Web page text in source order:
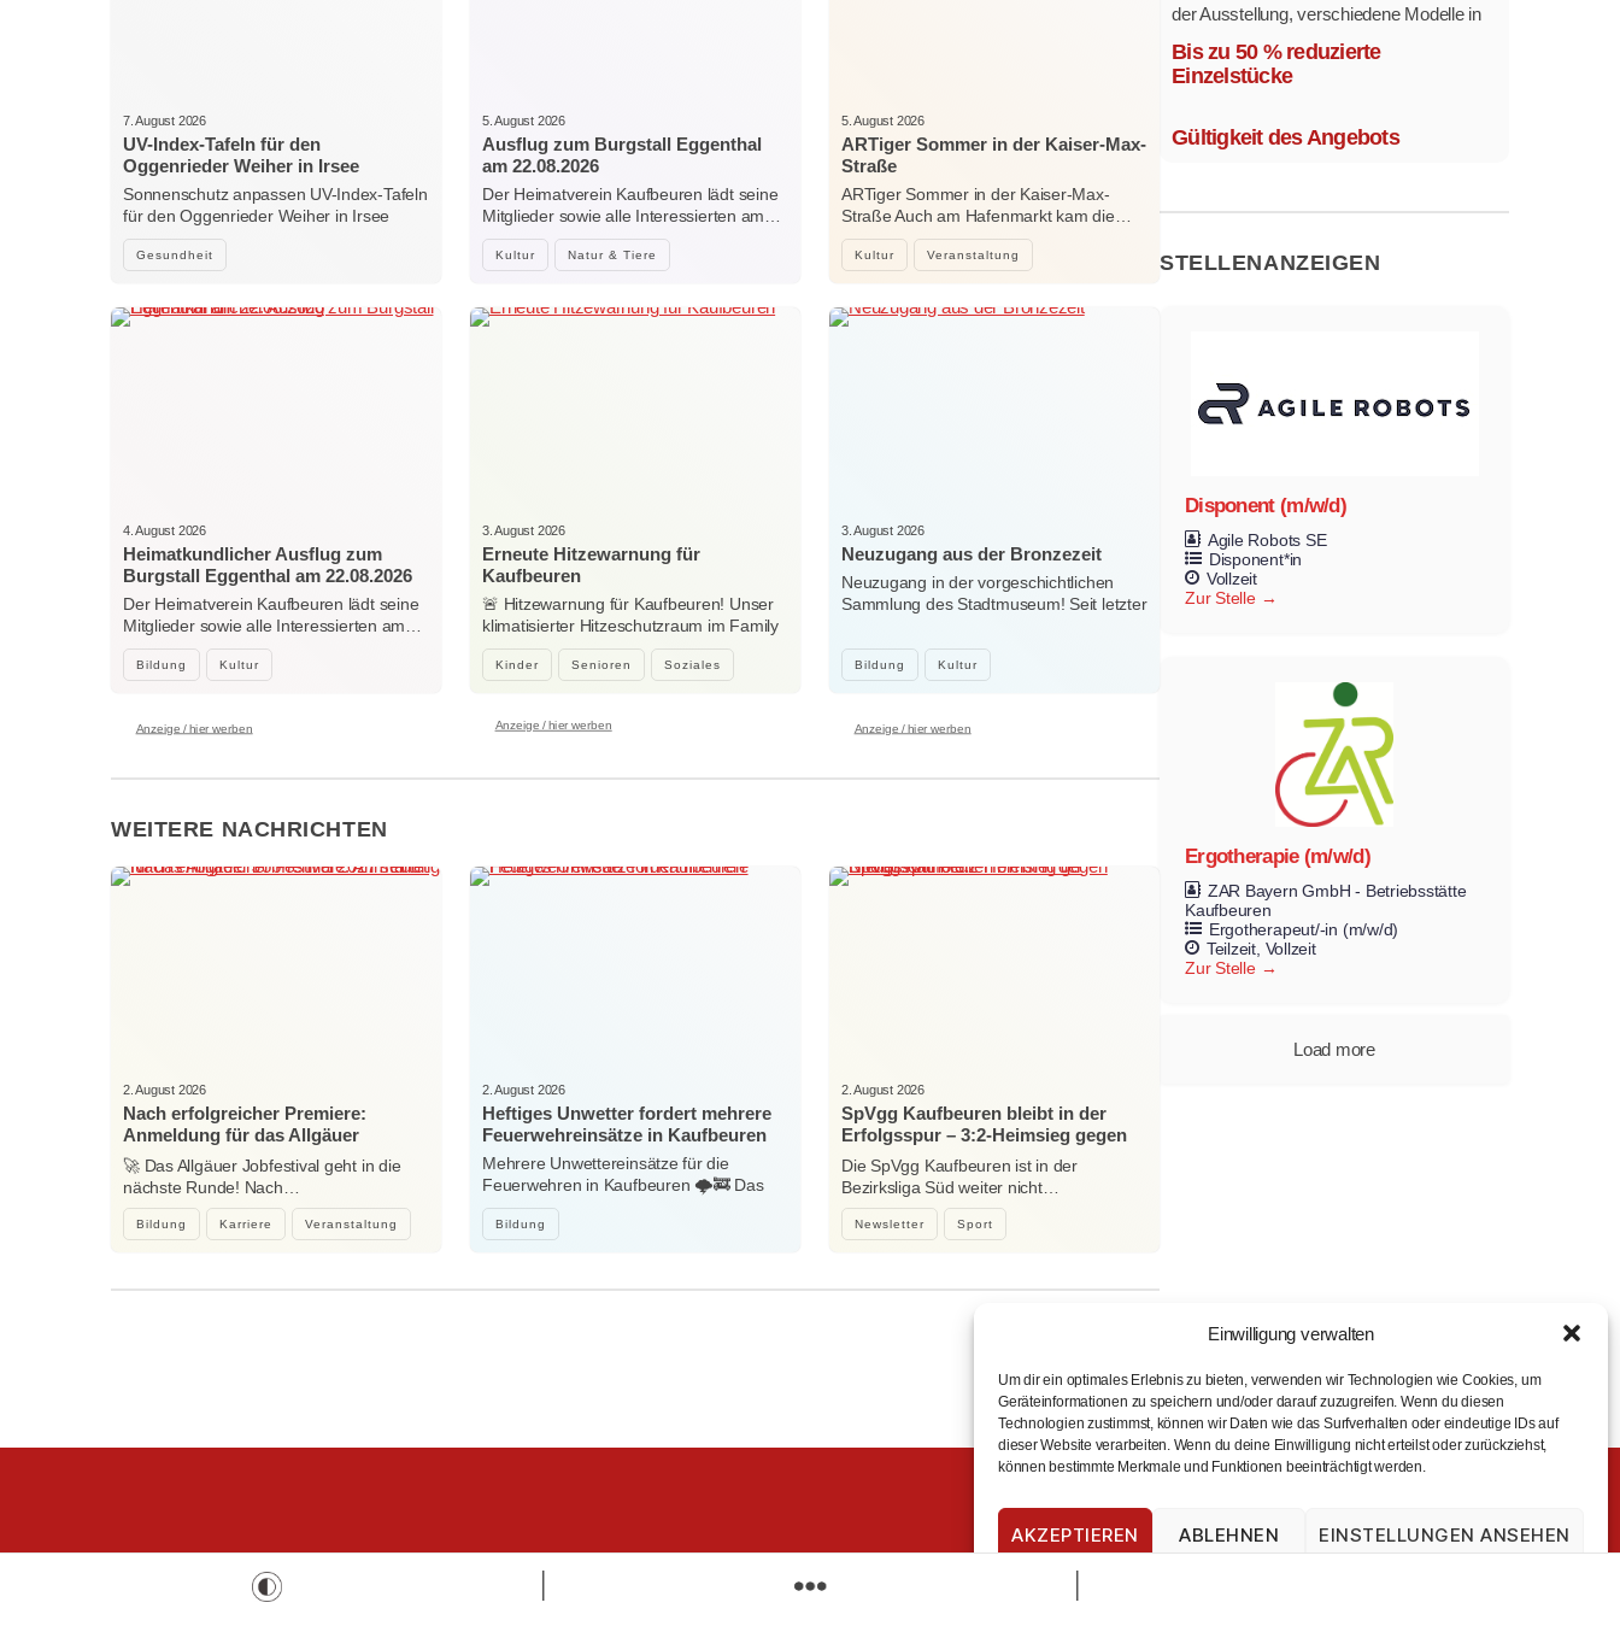
Einwilligung verwalten
Um dir ein optimales Erlebnis zu bieten, verwenden wir Technologien wie Cookies, um
Geräteinformationen zu speichern und/oder darauf zuzugreifen. Wenn du diesen
Technologien zustimmst, können wir Daten wie das Surfverhalten oder eindeutige IDs auf
dieser Website verarbeiten. Wenn du deine Einwilligung nicht erteilst oder zurückziehst,
können bestimmte Merkmale und Funktionen beeinträchtigt werden.
AKZEPTIEREN ABLEHNEN EINSTELLUNGEN ANSEHEN
Gesundheit
7. August 2026
UV-Index-Tafeln für den
Oggenrieder Weiher in Irsee
Sonnenschutz anpassen UV-Index-Tafeln
für den Oggenrieder Weiher in Irsee
Kultur Natur & Tiere
5. August 2026
Ausflug zum Burgstall Eggenthal
am 22.08.2026
Der Heimatverein Kaufbeuren lädt seine
Mitglieder sowie alle Interessierten am…
Kultur Veranstaltung
5. August 2026
ARTiger Sommer in der Kaiser-Max-
Straße
ARTiger Sommer in der Kaiser-Max-
Straße Auch am Hafenmarkt kam die…
Bildung Kultur
4. August 2026
Heimatkundlicher Ausflug zum
Burgstall Eggenthal am 22.08.2026
Der Heimatverein Kaufbeuren lädt seine
Mitglieder sowie alle Interessierten am…
Kinder Senioren Soziales
3. August 2026
Erneute Hitzewarnung für
Kaufbeuren
🚨 Hitzewarnung für Kaufbeuren! Unser
klimatisierter Hitzeschutzraum im Family
Center…
Bildung Kultur
3. August 2026
Neuzugang aus der Bronzezeit
Neuzugang in der vorgeschichtlichen
Sammlung des Stadtmuseum! Seit letzter
Anzeige / hier werben Anzeige / hier werben Anzeige / hier werben
WEITERE NACHRICHTEN
Bildung Karriere Veranstaltung
2. August 2026
Nach erfolgreicher Premiere:
Anmeldung für das Allgäuer
Jobfestival 2027 startet
🚀 Das Allgäuer Jobfestival geht in die
nächste Runde! Nach…
Bildung
2. August 2026
Heftiges Unwetter fordert mehrere
Feuerwehreinsätze in Kaufbeuren
Mehrere Unwettereinsätze für die
Feuerwehren in Kaufbeuren 🌩️🚒 Das
heftige…
Newsletter Sport
2. August 2026
SpVgg Kaufbeuren bleibt in der
Erfolgsspur – 3:2-Heimsieg gegen
Niedersonthofen
Die SpVgg Kaufbeuren ist in der
Bezirksliga Süd weiter nicht…
der Ausstellung, verschiedene Modelle in
mehreren Farben und
Ausstattungsvarianten.
Bis zu 50 % reduzierte
Einzelstücke
Gültigkeit des Angebots
STELLENANZEIGEN
Disponent (m/w/d)
Agile Robots SE
Disponent*in
Vollzeit
Zur Stelle
Ergotherapie (m/w/d)
ZAR Bayern GmbH - Betriebsstätte
Kaufbeuren
Ergotherapeut/-in (m/w/d)
Teilzeit Vollzeit
Zur Stelle
Load more
Wir sind Kaufbeuren mehr wissen. mehr erreichen.